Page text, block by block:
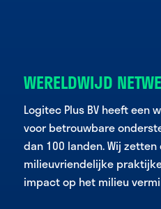
WERELDWIJD
Logitec Plus BV heeft
voor betrouwbare
dan 100 landen. Wij zetten
milieuvriendelijke
impact op het milieu